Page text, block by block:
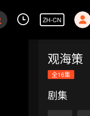
ZH-CN
观海策
全16集
剧集